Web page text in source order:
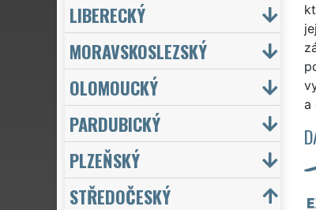
a
LIBERECKÝ
MORAVSKOSLEZSKÝ
OLOMOUCKÝ
PARDUBICKÝ
PLZEŇSKÝ
STŘEDOČESKÝ